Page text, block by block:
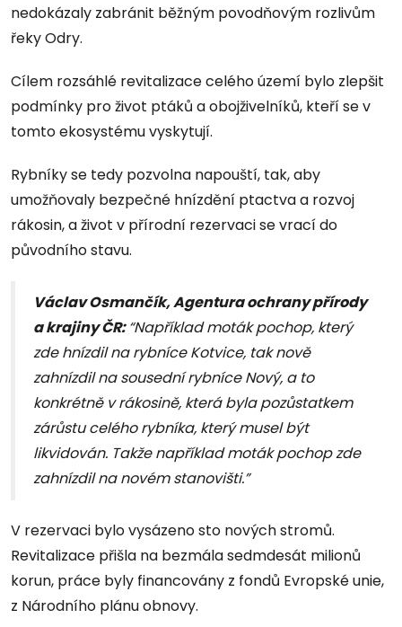
nedokázaly zabránit běžným povodňovým rozlivům
řeky Odry.
Cílem rozsáhlé revitalizace celého území bylo zlepšit
podmínky pro život ptáků a obojživelníků, kteří se v
tomto ekosystému vyskytují.
Rybníky se tedy pozvolna napouští, tak, aby
umožňovaly bezpečné hnízdění ptactva a rozvoj
rákosin, a život v přírodní rezervaci se vrací do
původního stavu.
Václav Osmančík, Agentura ochrany přírody
a krajiny ČR:“Například moták pochop, který
zde hnízdil na rybníce Kotvice, tak nově
zahnízdil na sousední rybníce Nový, a to
konkrétně v rákosině, která byla pozůstatkem
zárůstu celého rybníka, který musel být
likvidován. Takže například moták pochop zde
zahnízdil na novém stanovišti.”
V rezervaci bylo vysázeno sto nových stromů.
Revitalizace přišla na bezmála sedmdesát milionů
korun, práce byly financovány z fondů Evropské unie,
z Národního plánu obnovy.